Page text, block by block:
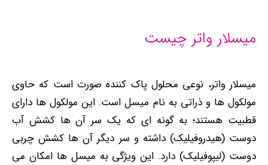
میسلار واتر چیست
میسلار واتر، نوعی محلول پاک‌ کننده‌ صورت است که حاوی
مولکول ‌ها و ذراتی به نام میسل‌ است. این مولکول‌ ها دارای
قطبیت هستند؛ به گونه ‌ای که یک سر آن ها کشش آب‌
دوست (هیدروفیلیک) داشته و سر دیگر آن‌ ها کشش چربی
‌دوست (لیپوفیلیک) دارد. این ویژگی به میسل‌ ها امکان می‌